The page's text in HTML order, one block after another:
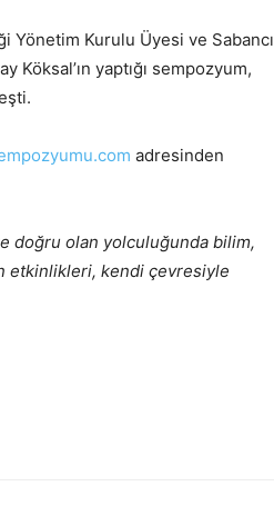
Yönetim Kurulu Üyesi ve Sabancı
yaptığı sempozyum,
adresinden
doğru olan yolculuğunda bilim,
etkinlikleri, kendi çevresiyle